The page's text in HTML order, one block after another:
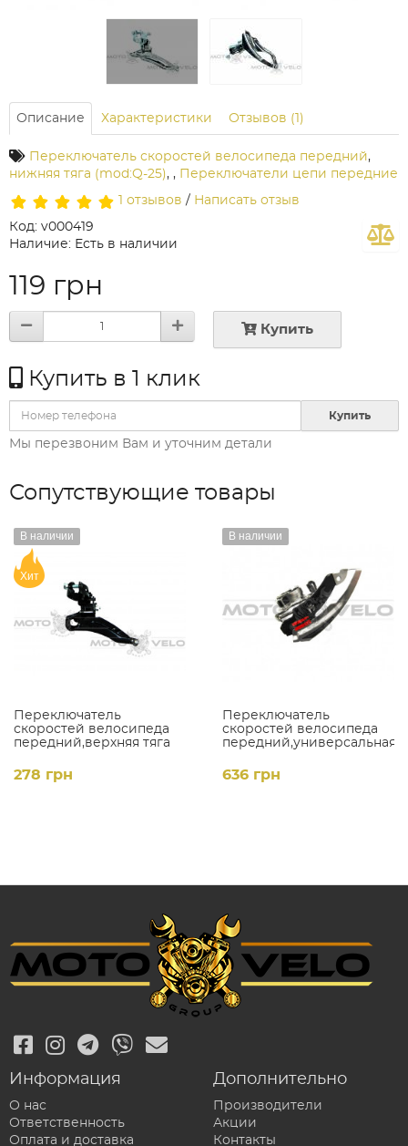
Описание Характеристики Отзывов (1)
Переключатель скоростей велосипеда передний,
нижняя тяга (mod:Q-25), , Переключатели цепи передние
1 отзывов / Написать отзыв
Код: v000419
Наличие: Есть в наличии
119 грн
Купить
Купить в 1 клик
Купить
Мы перезвоним Вам и уточним детали
Сопутствующие товары
Переключатель
скоростей велосипеда
передний,верхняя тяга
31,8mm)
В наличии
Хит
278 грн
Переключатель
скоростей велосипеда
передний,универсальная
FD-TY-510
В наличии
636 грн
Информация
О нас
Ответственность
Оплата и доставка
Дополнительно
Производители
Акции
Контакты